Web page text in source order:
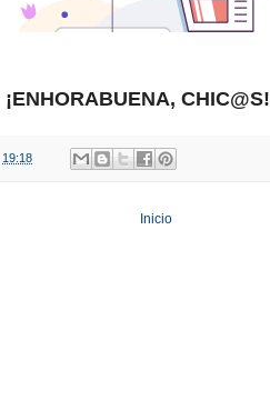
¡ENHORABUENA, CHIC@S!
19:18
Inicio